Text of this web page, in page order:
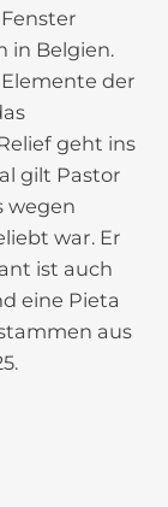
in Belgien.
der
geht ins
gilt Pastor
wegen
war. Er
ist auch
eine Pieta
aus